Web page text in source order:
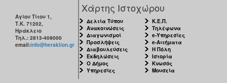
Αγίου Τίτου 1,
Τ.Κ. 71202,
Ηράκλειο
Τηλ.: 2813-409000
email:info@heraklion.gr
Χάρτης Ιστοχώρου
Δελτία Τύπου
Ανακοινώσεις
Διαγωνισμοί
Προσλήψεις
Διαβουλεύσεις
Εκδηλώσεις
Ο Δήμος
Υπηρεσίες
Κ.Ε.Π.
Τηλέφωνα
e-Υπηρεσίες
e-Αιτήματα
Η Πόλη
Ιστορία
Κνωσός
Μουσεία